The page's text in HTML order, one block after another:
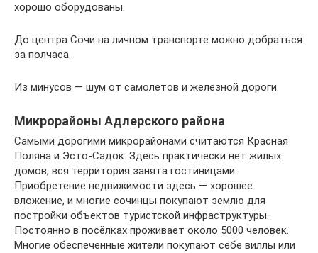
хорошо оборудованы.
До центра Сочи на личном транспорте можно добраться
за полчаса.
Из минусов — шум от самолетов и железной дороги.
Микрорайоны Адлерского района
Самыми дорогими микрорайонами считаются Красная
Поляна и Эсто-Садок. Здесь практически нет жилых
домов, вся территория занята гостиницами.
Приобретение недвижимости здесь — хорошее
вложение, и многие сочинцы покупают землю для
постройки объектов туристской инфраструктуры.
Постоянно в посёлках проживает около 5000 человек.
Многие обеспеченные жители покупают себе виллы или